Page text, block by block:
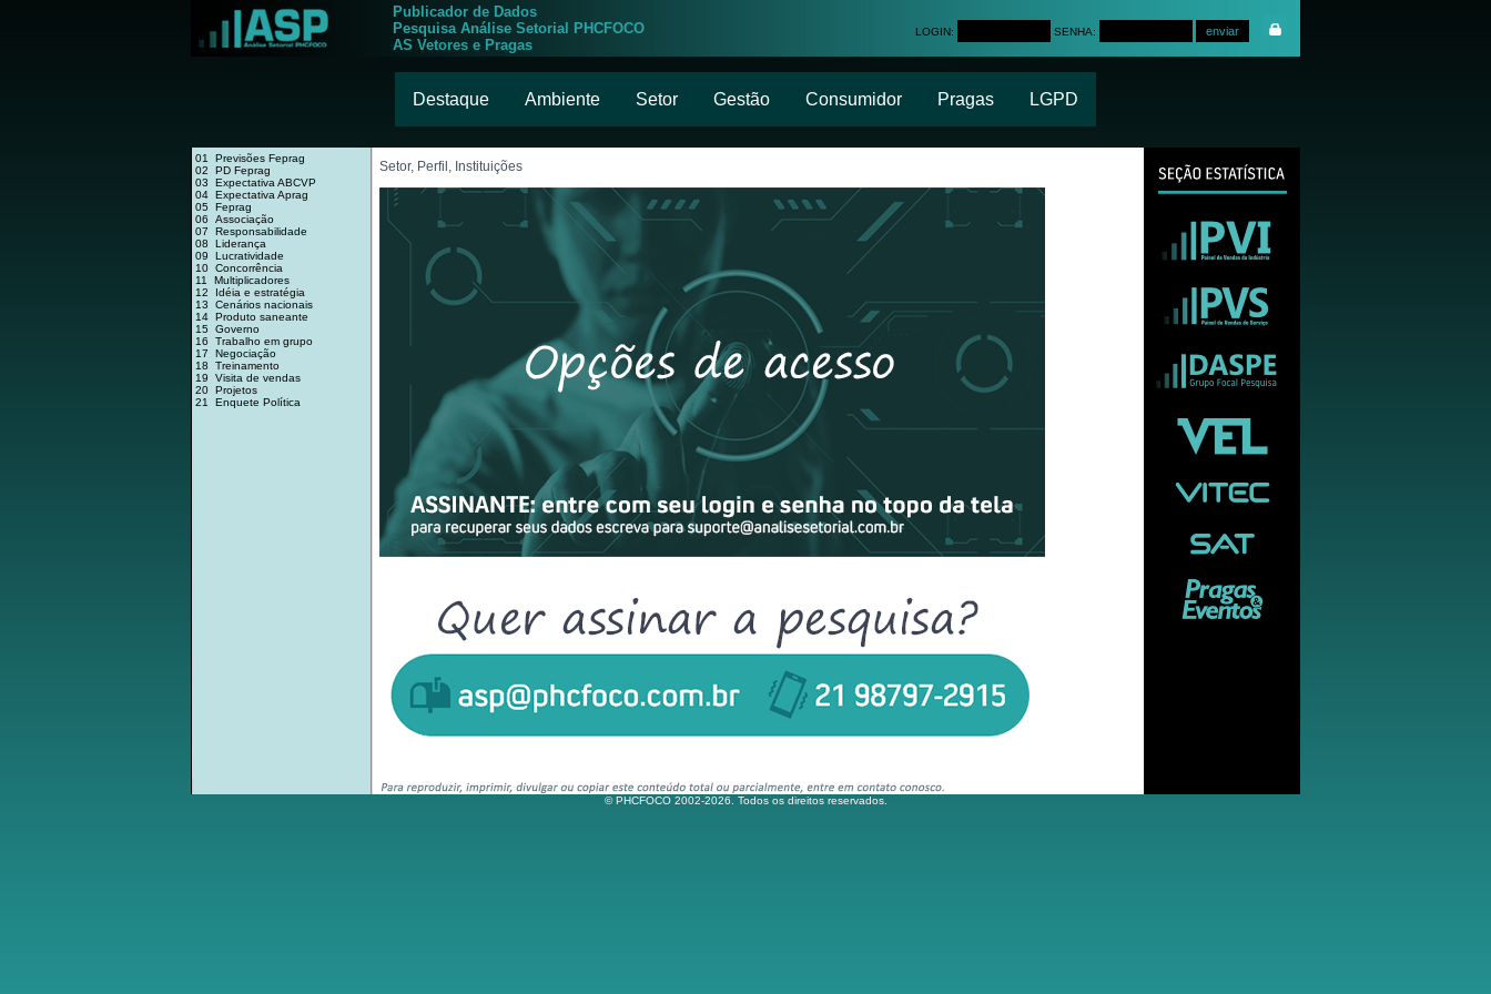
Publicador de Dados
Pesquisa Análise Setorial PHCFOCO
AS Vetores e Pragas
LOGIN: SENHA:
Destaque Ambiente Setor Gestão Consumidor Pragas LGPD
01 Previsões Feprag
02 PD Feprag
03 Expectativa ABCVP
04 Expectativa Aprag
05 Feprag
06 Associação
07 Responsabilidade
08 Liderança
09 Lucratividade
10 Concorrência
11 Multiplicadores
12 Idéia e estratégia
13 Cenários nacionais
14 Produto saneante
15 Governo
16 Trabalho em grupo
17 Negociação
18 Treinamento
19 Visita de vendas
20 Projetos
21 Enquete Política
Setor, Perfil, Instituições
© PHCFOCO 2002-2026. Todos os direitos reservados.